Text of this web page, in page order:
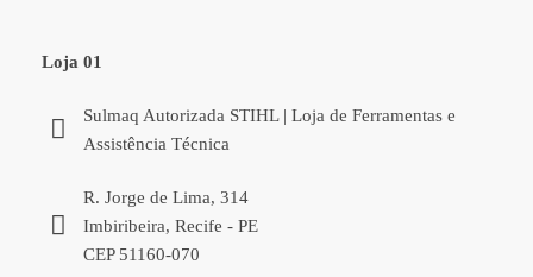
Loja 01
Sulmaq Autorizada STIHL | Loja de Ferramentas e
Assistência Técnica
R. Jorge de Lima, 314
Imbiribeira, Recife - PE
CEP 51160-070